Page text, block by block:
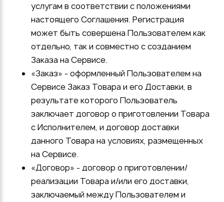
услугам в соответствии с положениями
настоящего Соглашения. Регистрация
может быть совершена Пользователем как
отдельно, так и совместно с созданием
Заказа на Сервисе.
«Заказ» - оформленный Пользователем на
Сервисе Заказ Товара и его Доставки, в
результате которого Пользователь
заключает договор о приготовлении Товара
с Исполнителем, и договор доставки
данного Товара на условиях, размещенных
на Сервисе.
«Договор» - договор о приготовлении/
реализации Товара и/или его доставки,
заключаемый между Пользователем и